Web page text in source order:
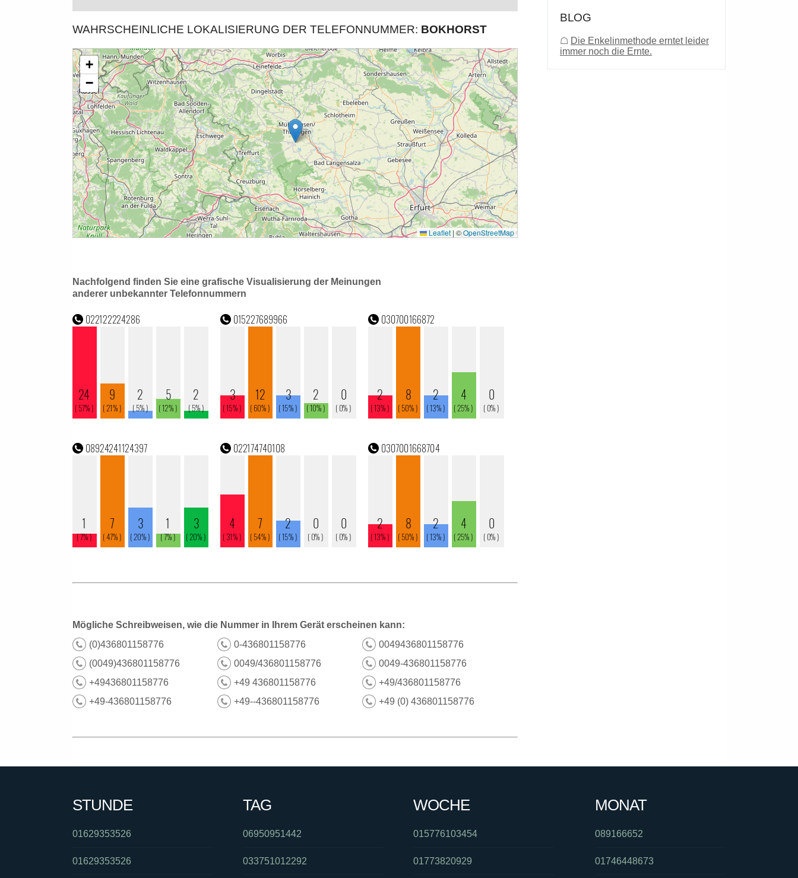
WAHRSCHEINLICHE LOKALISIERUNG DER TELEFONNUMMER: BOKHORST
Nachfolgend finden Sie eine grafische Visualisierung der Meinungen
anderer unbekannter Telefonnummern
Mögliche Schreibweisen, wie die Nummer in Ihrem Gerät erscheinen kann:
(0)436801158776
0-436801158776
0049436801158776
(0049)436801158776
0049/436801158776
0049-436801158776
+49436801158776
+49 436801158776
+49/436801158776
+49-436801158776
+49--436801158776 +49 (0) 436801158776
BLOG
☖ Die Enkelinmethode erntet leider
immer noch die Ernte.
STUNDE
01629353526
01629353526
TAG
06950951442
033751012292
WOCHE
015776103454
01773820929
MONAT
089166652
01746448673